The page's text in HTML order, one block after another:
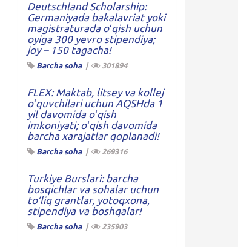
Deutschland Scholarship:
Germaniyada bakalavriat yoki
magistraturada oʻqish uchun
oyiga 300 yevro stipendiya;
joy – 150 tagacha!
Barcha soha| 301894
FLEX: Maktab, litsey va kollej
oʻquvchilari uchun AQSHda 1
yil davomida oʻqish
imkoniyati; oʻqish davomida
barcha xarajatlar qoplanadi!
Barcha soha| 269316
Turkiye Burslari: barcha
bosqichlar va sohalar uchun
to’liq grantlar, yotoqxona,
stipendiya va boshqalar!
Barcha soha| 235903